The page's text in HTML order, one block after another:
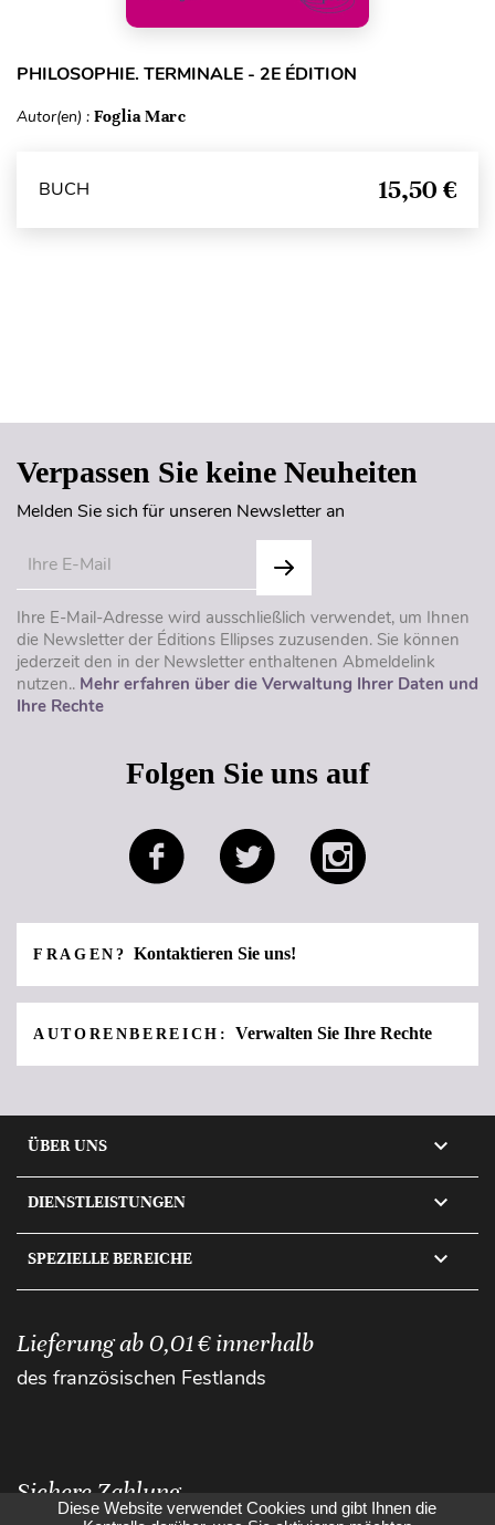
PHILOSOPHIE. TERMINALE - 2E ÉDITION
Autor(en) : Foglia Marc
BUCH 15,50 €
Verpassen Sie keine Neuheiten
Melden Sie sich für unseren Newsletter an
Ihre E-Mail-Adresse wird ausschließlich verwendet, um Ihnen
die Newsletter der Éditions Ellipses zuzusenden. Sie können
jederzeit den in der Newsletter enthaltenen Abmeldelink
nutzen.. Mehr erfahren über die Verwaltung Ihrer Daten und
Ihre Rechte
Folgen Sie uns auf
FRAGEN?Kontaktieren Sie uns!
AUTORENBEREICH:Verwalten Sie Ihre Rechte
ÜBER UNS 
DIENSTLEISTUNGEN 
SPEZIELLE BEREICHE 
Lieferung ab 0,01 € innerhalb
des französischen Festlands
Sichere Zahlung
Diese Website verwendet Cookies und gibt Ihnen die